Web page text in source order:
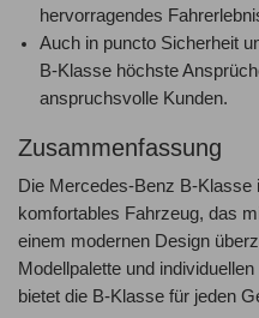
hervorragendes
Auch in puncto Sicherheit
B-Klasse höchste
anspruchsvolle Kunden.
Zusammenfassung
Die Mercedes-Benz B-Klasse
komfortables Fahrzeug, das
einem modernen Design
Modellpalette und
bietet die B-Klasse für jeden